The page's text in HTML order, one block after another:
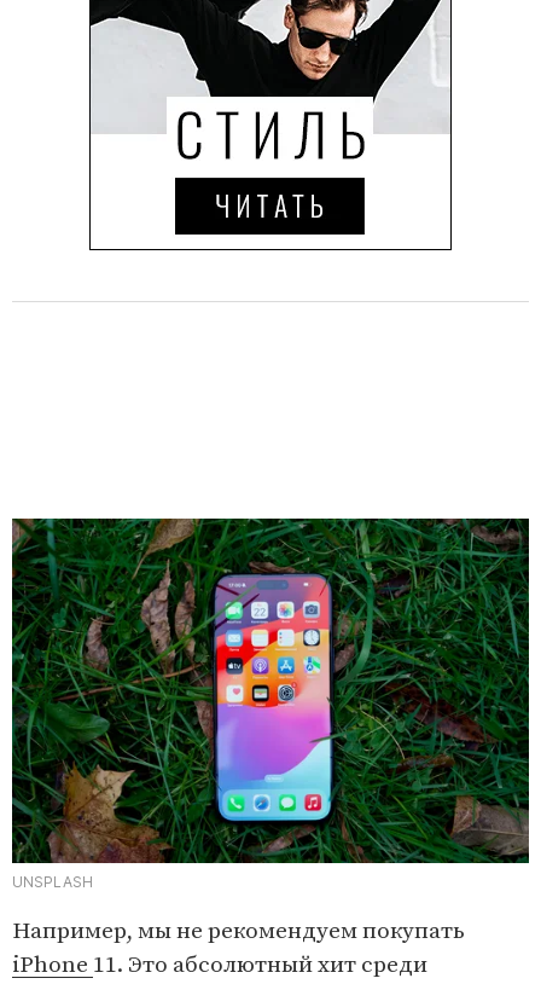
UNSPLASH
Например, мы не рекомендуем покупать
iPhone 11. Это абсолютный хит среди